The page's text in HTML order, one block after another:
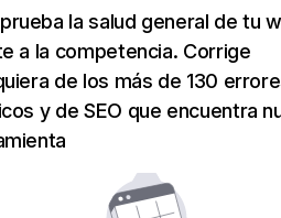
la salud general de tu
a la competencia. Corrige
de los más de 130
y de SEO que encuentra